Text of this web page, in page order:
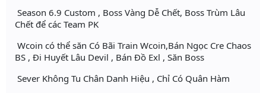
Season 6.9 Custom , Boss Vàng Dễ Chết, Boss Trùm Lâu
Chết để các Team PK
Wcoin có thể săn Có Bãi Train Wcoin,Bán Ngọc Cre Chaos
BS , Đi Huyết Lâu Devil , Bán Đồ Exl , Săn Boss
Sever Không Tu Chân Danh Hiệu , Chỉ Có Quân Hàm